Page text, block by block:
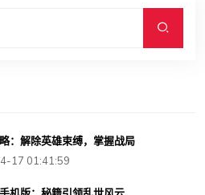
：解除英雄束缚，掌握战局
17 01:41:59